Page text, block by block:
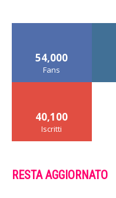
54,000
Fans
40,100
Iscritti
RESTA AGGIORNATO